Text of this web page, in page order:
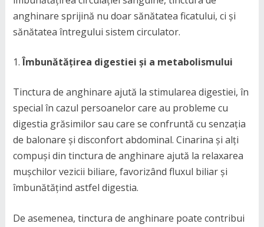
anghinare sprijină nu doar sănătatea ficatului, ci și
sănătatea întregului sistem circulator.
Îmbunătățirea digestiei și a metabolismului
Tinctura de anghinare ajută la stimularea digestiei, în
special în cazul persoanelor care au probleme cu
digestia grăsimilor sau care se confruntă cu senzația
de balonare și disconfort abdominal. Cinarina și alți
compuși din tinctura de anghinare ajută la relaxarea
mușchilor vezicii biliare, favorizând fluxul biliar și
îmbunătățind astfel digestia.
De asemenea, tinctura de anghinare poate contribui